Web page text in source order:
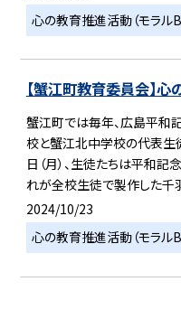
心の教育推進活動（モラル
【蟹江町教育委員会】
蟹江町では毎年、広島平和
校と蟹江北中学校の代表生
日（月）、生徒たちは平和
れが全校生徒で製作した千
2024/10/23
心の教育推進活動（モラル